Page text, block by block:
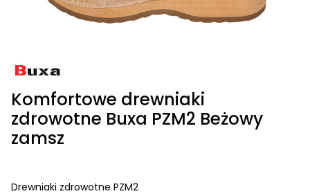
Komfortowe drewniaki
zdrowotne Buxa PZM2 Beżowy
zamsz
Drewniaki zdrowotne PZM2